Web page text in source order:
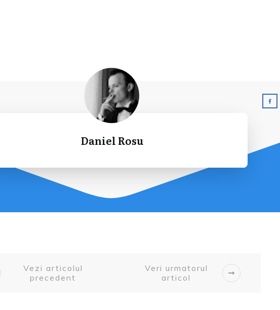
Daniel Rosu
Vezi articolul
precedent
Veri urmatorul
articol